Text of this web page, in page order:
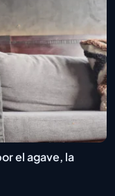
el agave, la